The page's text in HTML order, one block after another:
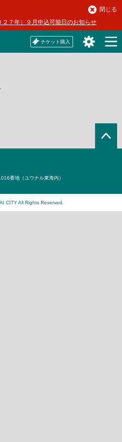
２７年）９月申込可能日のお知らせ
閉じる
チケット購入
番地（ユウナル東海内）
CITY All Rights Reserved.